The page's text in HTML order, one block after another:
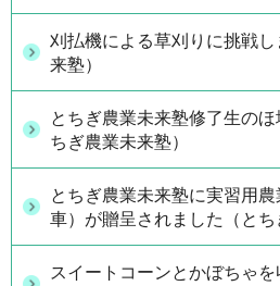
刈払機による草刈りに挑戦
来塾）
とちぎ農業未来塾修了生の
ちぎ農業未来塾）
とちぎ農業未来塾に実習用
車）が贈呈されました（とち
スイートコーンとかぼちゃ